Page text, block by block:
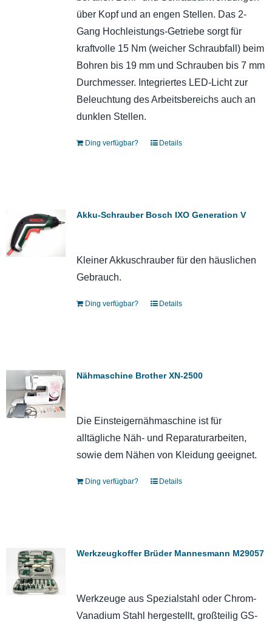
über Kopf und an engen Stellen. Das 2-
Gang Hochleistungs-Getriebe sorgt für
kraftvolle 15 Nm (weicher Schraubfall) beim
Bohren bis 19 mm und Schrauben bis 7 mm
Durchmesser. Integriertes LED-Licht zur
Beleuchtung des Arbeitsbereichs auch an
dunklen Stellen.
Ding verfügbar? Details
Akku-Schrauber Bosch IXO Generation V
Kleiner Akkuschrauber für den häuslichen
Gebrauch.
Ding verfügbar? Details
Nähmaschine Brother XN-2500
Die Einsteigernähmaschine ist für
alltägliche Näh- und Reparaturarbeiten,
sowie dem Nähen von Kleidung geeignet.
Ding verfügbar? Details
Werkzeugkoffer Brüder Mannesmann M29057
Werkzeuge aus Spezialstahl oder Chrom-
Vanadium Stahl hergestellt, großteilig GS-